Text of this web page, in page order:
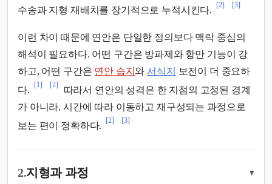
수송과 지형 재배치를 장기적으로 누적시킨다.
[2] [3]
이런 차이 때문에 연안은 단일한 정의보다 맥락 중심의
해석이 필요하다. 어떤 구간은 방파제와 항만 기능이 강
하고, 어떤 구간은 연안 습지 와서식지
보전이 더 중요하
다.
[1] [2]
따라서 연안의 성격은 한 지점의 고정된 경계
가 아니라, 시간에 따라 이동하고 재구성되는 과정으로
보는 편이 정확하다.
[2] [3]
2.지형과 과정 ▾